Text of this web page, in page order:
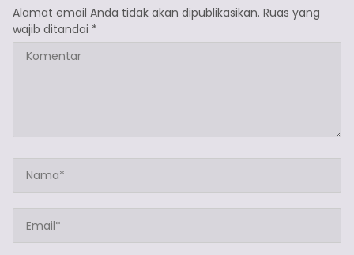
Alamat email Anda tidak akan dipublikasikan. Ruas yang
wajib ditandai *